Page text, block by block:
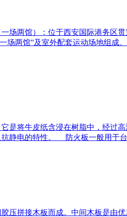
场两馆）：位于西安国际港务区
两馆”及室外配套运动场地组成
是将牛皮纸含浸在树脂中，经过
静电的特性。 防火板一般用于台
拼接木板而成。中间木板是由